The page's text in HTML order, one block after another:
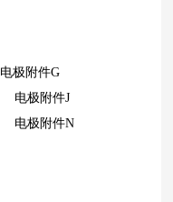
电极附件G
电极附件J
电极附件N